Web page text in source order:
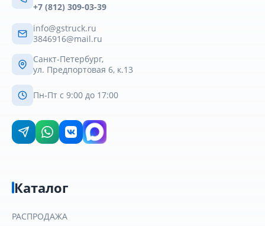
+7 (812) 309-03-39
info@gstruck.ru
3846916@mail.ru
Санкт-Петербург,
ул. Предпортовая 6, к.13
Пн-Пт с 9:00 до 17:00
Каталог
РАСПРОДАЖА